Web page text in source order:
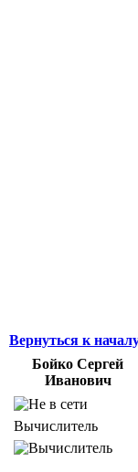
Вернуться к
Бойко Сергей
Иванович
Вычислитель